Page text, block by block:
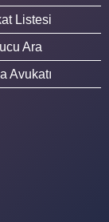
Listesi
Ara
Avukatı